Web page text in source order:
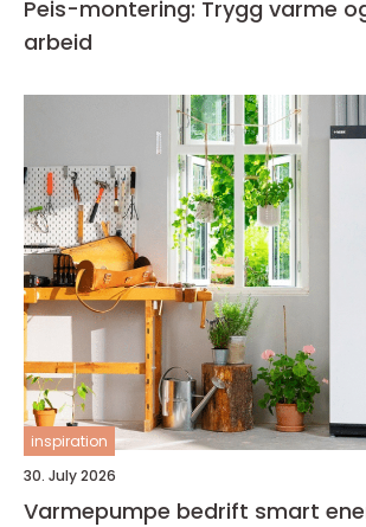
Peis-montering: Trygg varme
arbeid
inspiration
30. July 2026
Varmepumpe bedrift smart energi for